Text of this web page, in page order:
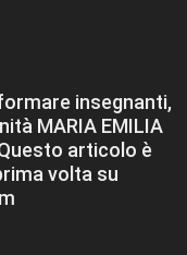
insegnanti,
MARIA EMILIA
articolo è
volta su